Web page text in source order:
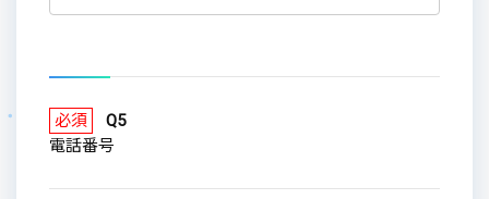
必須
Q5
電話番号